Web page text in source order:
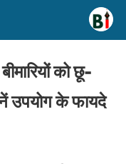
को छू-
उपयोग के फायदे